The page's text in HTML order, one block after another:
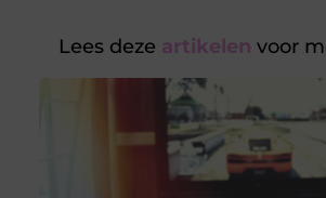
Lees deze artikelen voor